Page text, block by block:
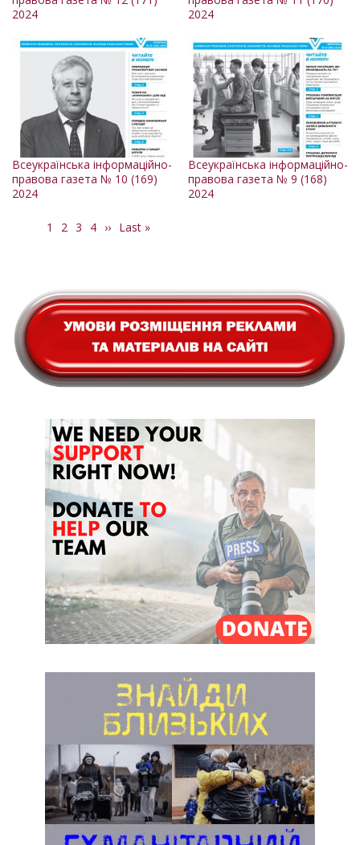
2024
2024
Всеукраїнська інформаційно-
правова газета № 10 (169)
2024
Всеукраїнська інформаційно-
правова газета № 9 (168)
2024
Розбивка
Поточна
1 Сторінка
2 Сторінка
3 Сторінка
4 Наступна
›› Остання
Last »